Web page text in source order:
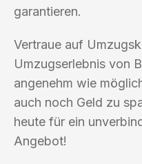
garantieren.
Vertraue auf
Umzugserlebnis von
angenehm wie
auch noch Geld zu
heute für ein
Angebot!